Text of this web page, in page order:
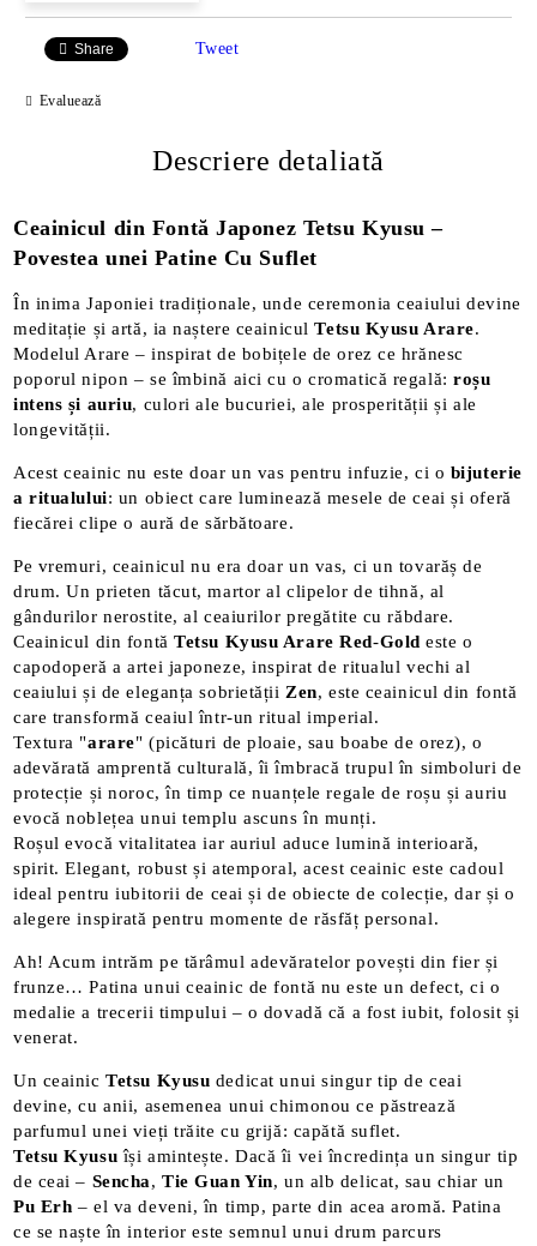
Share Tweet
Evaluează
Descriere detaliată
Ceainicul din Fontă Japonez Tetsu Kyusu –
Povestea unei Patine Cu Suflet
În inima Japoniei tradiționale, unde ceremonia ceaiului devine
meditație și artă, ia naștere ceainiculTetsu Kyusu Arare.
Modelul Arare – inspirat de bobițele de orez ce hrănesc
poporul nipon – se îmbină aici cu o cromatică regală:roșu
intens și auriu, culori ale bucuriei, ale prosperității și ale
longevității.
Acest ceainic nu este doar un vas pentru infuzie, ci o bijuterie
a ritualului: un obiect care luminează mesele de ceai și oferă
fiecărei clipe o aură de sărbătoare.
Pe vremuri, ceainicul nu era doar un vas, ci un tovarăș de
drum. Un prieten tăcut, martor al clipelor de tihnă, al
gândurilor nerostite, al ceaiurilor pregătite cu răbdare.
Ceainicul din fontăTetsu Kyusu Arare Red-Goldeste o
capodoperă a artei japoneze, inspirat de ritualul vechi al
ceaiului și de eleganța sobrietății Zen, este ceainicul din fontă
care transformă ceaiul într-un ritual imperial.
Textura "arare" (picături de ploaie, sau boabe de orez), o
adevărată amprentă culturală, îi îmbracă trupul în simboluri de
protecție și noroc, în timp ce nuanțele regale de roșu și auriu
evocă noblețea unui templu ascuns în munți.
Roșul evocă vitalitatea iar auriul aduce lumină interioară,
spirit. Elegant, robust și atemporal, acest ceainic este cadoul
ideal pentru iubitorii de ceai și de obiecte de colecție, dar și o
alegere inspirată pentru momente de răsfăț personal.
Ah! Acum intrăm pe tărâmul adevăratelor povești din fier și
frunze… Patina unui ceainic de fontă nu este un defect, ci o
medalie a trecerii timpului – o dovadă că a fost iubit, folosit și
venerat.
Un ceainicTetsu Kyusu dedicat unui singur tip de ceai
devine, cu anii, asemenea unui chimonou ce păstrează
parfumul unei vieți trăite cu grijă: capătă suflet.
Tetsu Kyusuîși amintește. Dacă îi vei încredința un singur tip
de ceai – Sencha,Tie Guan Yin, un alb delicat, sau chiar un
Pu Erh – el va deveni, în timp, parte din acea aromă. Patina
ce se naște în interior este semnul unui drum parcurs